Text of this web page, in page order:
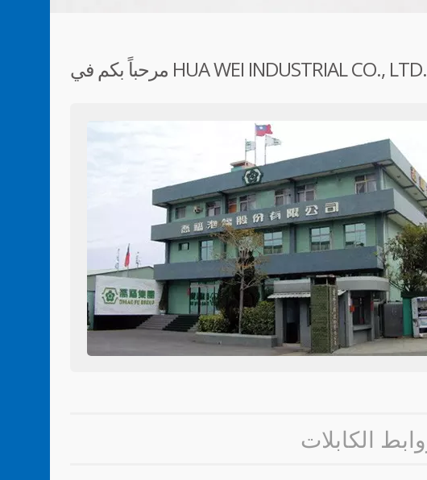
مرحباً بكم في HUA WEI INDUSTRIAL CO., LTD.